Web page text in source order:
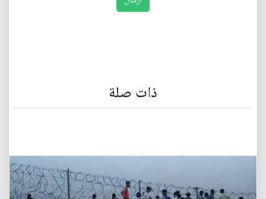
ذات صلة